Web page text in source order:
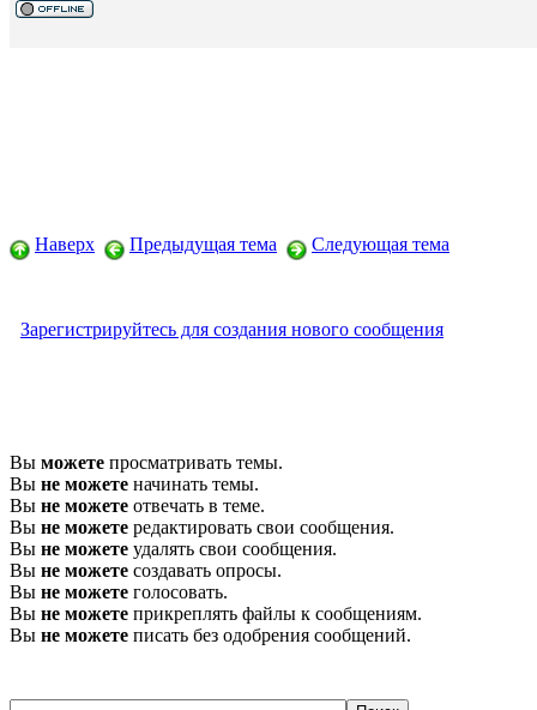
Наверх Предыдущая тема Следующая тема
Зарегистрируйтесь для создания нового сообщения
Вы можете просматривать темы.
Вы не можете начинать темы.
Вы не можете отвечать в теме.
Вы не можете редактировать свои сообщения.
Вы не можете удалять свои сообщения.
Вы не можете создавать опросы.
Вы не можете голосовать.
Вы не можете прикреплять файлы к сообщениям.
Вы не можете писать без одобрения сообщений.